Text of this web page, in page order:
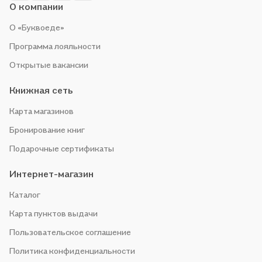
О компании
О «Буквоеде»
Программа лояльности
Открытые вакансии
Книжная сеть
Карта магазинов
Бронирование книг
Подарочные сертификаты
Интернет-магазин
Каталог
Карта пунктов выдачи
Пользовательское соглашение
Политика конфиденциальности